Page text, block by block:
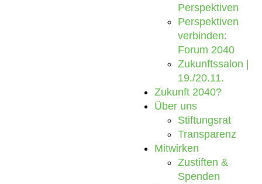
Perspektiven
Perspektiven
verbinden:
Forum 2040
Zukunftssalon |
19./20.11.
Zukunft 2040?
Über uns
Stiftungsrat
Transparenz
Mitwirken
Zustiften &
Spenden